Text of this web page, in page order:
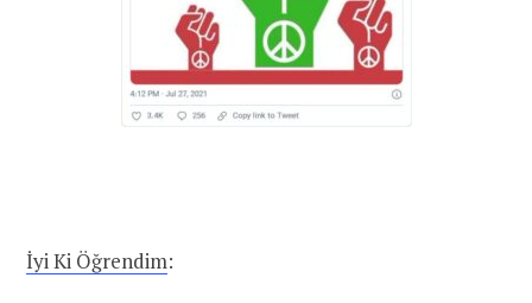
İyi Ki Öğrendim: